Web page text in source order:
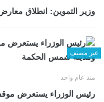
وزير التموين: انطلاق معارض أهلًا مدارس
غير مصنف
منذ عام واحد
رئيس الوزراء يستعرض